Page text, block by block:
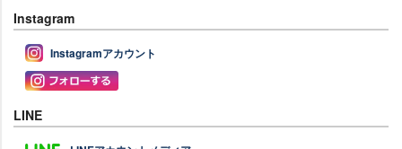
Instagram
Instagramアカウント
LINE